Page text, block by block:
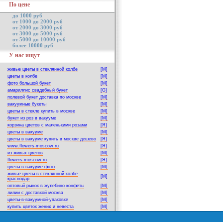
По цене
до 1000 руб
от 1000 до 2000 руб
от 2000 до 3000 руб
от 3000 до 5000 руб
от 5000 до 10000 руб
более 10000 руб
У нас ищут
живые цветы в стеклянной колбе
[M]
цветы в колбе
[M]
фото большой букет
[M]
амариллис свадебный букет
[G]
полевой букет доставка по москве
[M]
вакуумные букеты
[M]
цветы в стекле купить в москве
[M]
букет из роз в вакууме
[M]
корзина цветов с маленькими розами
[Я]
цветы в вакууме
[M]
цветы в вакууме купить в москве дешево
[Я]
www.flowers-moscow.ru
[Я]
из живых цветов
[M]
flowers-moscow.ru
[Я]
цветы в вакууме фото
[M]
живые цветы в стеклянной колбе
краснодар
[M]
оптовый рынок в жулебино конфеты
[M]
лилии с доставкой москва
[M]
цветы-в-вакуумной-упаковке
[M]
купить цветок жених и невеста
[M]